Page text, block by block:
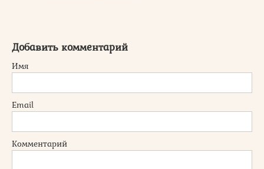
Добавить комментарий
Имя
Email
Комментарий